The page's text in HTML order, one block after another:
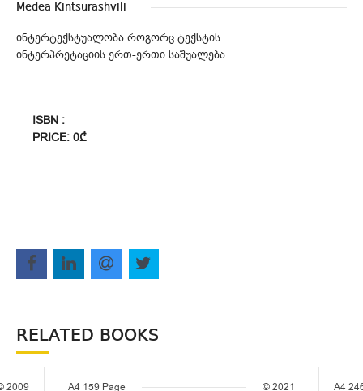
Medea Kintsurashvili
ინტერტექსტუალობა როგორც ტექსტის
ინტერპრეტაციის ერთ-ერთი საშუალება
ISBN :
PRICE: 0₾
RELATED BOOKS
2009 A4 159 Page © 2021 A4